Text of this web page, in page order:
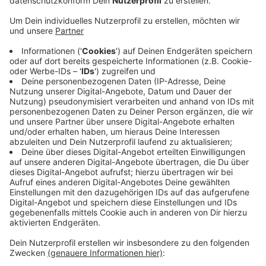
Anzeige
Der Bonner Rechtsanwalt Hakner sagte, dass bei der
Verhandlung noch einige Fragen offen geblieben
waren. So sei die Tatwaffe nie gefunden worden, auch
gebe es keine Videoaufzeichnungen der Tat auf der
Tanzfläche, nur vorher und nachher. Daher sei die
Situation für den Rechtsanwalt zu unklar, nur mit
Vermutungen könne es kein Urteil geben. Der
Angeklagte war vom Landgericht zu zwölf Jahren
verurteilt worden.
Anzeige